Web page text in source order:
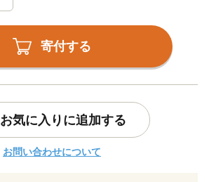
寄付する
お気に入りに追加する
お問い合わせについて